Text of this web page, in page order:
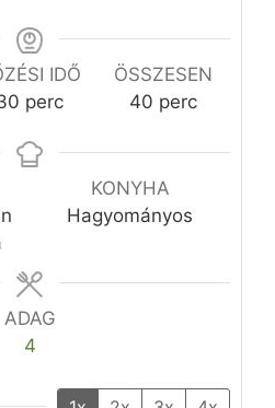
IDŐ
perc
perc
ÖSSZESEN
40 perc
perc
KONYHA
Hagyományos
ADAG
4